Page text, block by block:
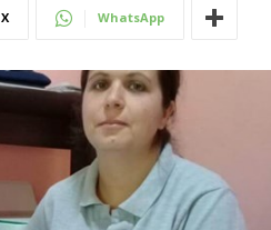
X WhatsApp